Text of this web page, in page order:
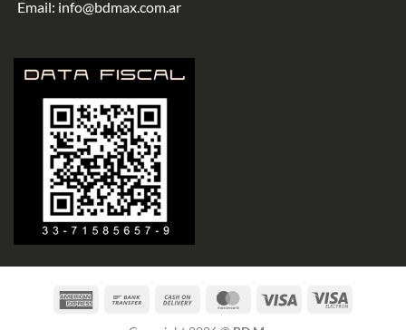
Email: info@bdmax.com.ar
American
Bank
Cash
MasterCardVisa
Visa